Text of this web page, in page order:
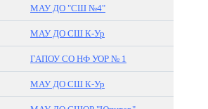
МАУ ДО "СШ №4"
МАУ ДО СШ К-Ур
ГАПОУ СО НФ УОР № 1
МАУ ДО СШ К-Ур